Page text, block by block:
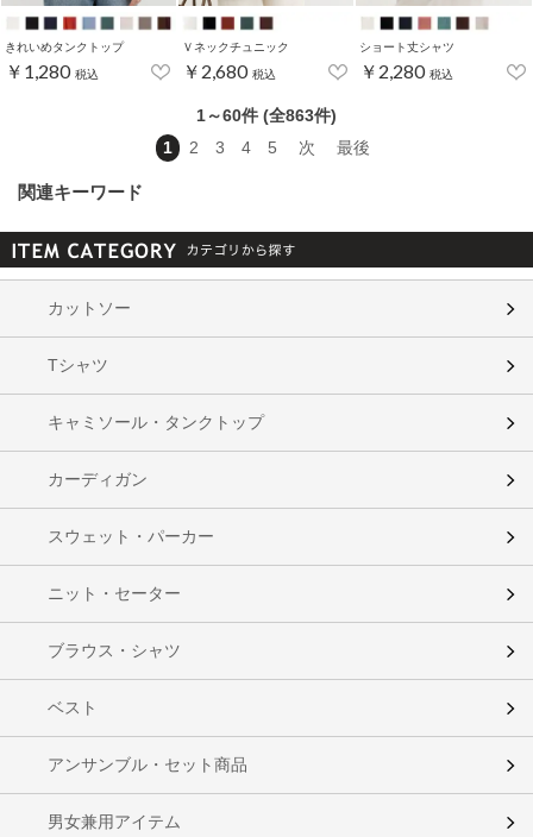
きれいめタンクトップ
￥1,280 税込
Ｖネックチュニック
￥2,680 税込
ショート丈シャツ
￥2,280 税込
1～60件 (全863件)
1
2 3 4 5 次 最後
関連キーワード
カットソー
Tシャツ
キャミソール・タンクトップ
カーディガン
スウェット・パーカー
ニット・セーター
ブラウス・シャツ
ベスト
アンサンブル・セット商品
男女兼用アイテム